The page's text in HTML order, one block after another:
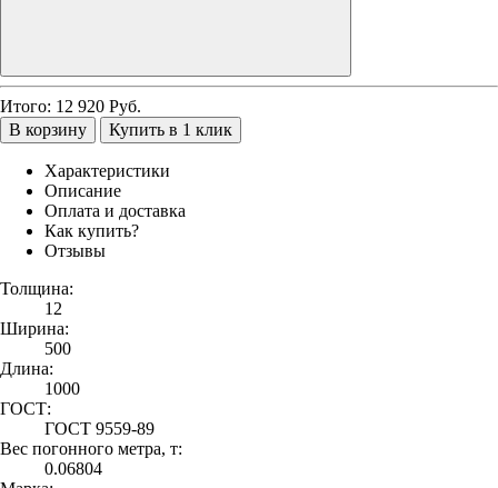
Итого: 12 920 Руб.
В корзину
Купить в 1 клик
Характеристики
Описание
Оплата и доставка
Как купить?
Отзывы
Толщина:
12
Ширина:
500
Длина:
1000
ГОСТ:
ГОСТ 9559-89
Вес погонного метра, т:
0.06804